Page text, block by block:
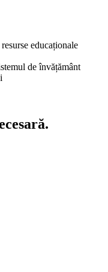
educaționale
de învățământ